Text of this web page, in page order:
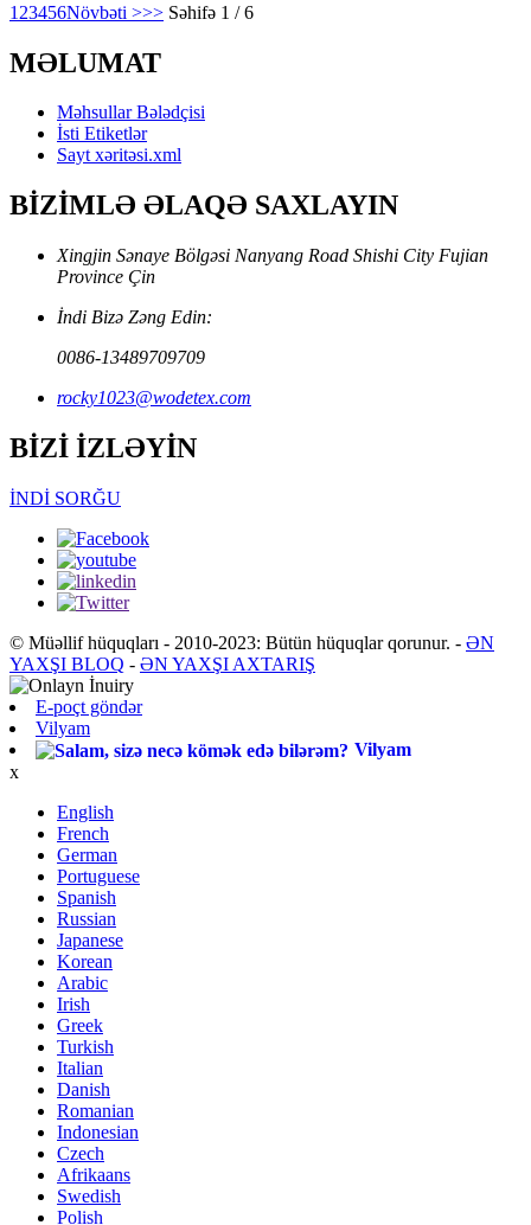
1 23456Növbəti >>> Səhifə 1 / 6
MƏLUMAT
Məhsullar Bələdçisi
İsti Etiketlər
Sayt xəritəsi.xml
BİZİMLƏ ƏLAQƏ SAXLAYIN
Xingjin Sənaye Bölgəsi Nanyang Road Shishi City Fujian
Province Çin
İndi Bizə Zəng Edin:
0086-13489709709
rocky1023@wodetex.com
BİZİ İZLƏYİN
İNDİ SORĞU
© Müəllif hüquqları - 2010-2023: Bütün hüquqlar qorunur. - ƏN
YAXŞI BLOQ - ƏN YAXŞI AXTARIŞ
E-poçt göndər
Vilyam
Vilyam
x
English
French
German
Portuguese
Spanish
Russian
Japanese
Korean
Arabic
Irish
Greek
Turkish
Italian
Danish
Romanian
Indonesian
Czech
Afrikaans
Swedish
Polish